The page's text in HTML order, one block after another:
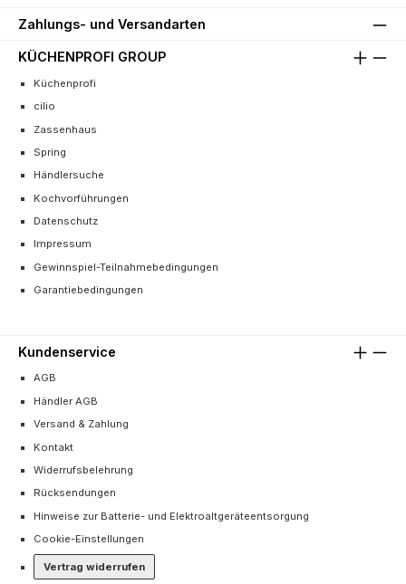
Zahlungs- und Versandarten
KÜCHENPROFI GROUP
Küchenprofi
cilio
Zassenhaus
Spring
Händlersuche
Kochvorführungen
Datenschutz
Impressum
Gewinnspiel-Teilnahmebedingungen
Garantiebedingungen
Kundenservice
AGB
Händler AGB
Versand & Zahlung
Kontakt
Widerrufsbelehrung
Rücksendungen
Hinweise zur Batterie- und Elektroaltgeräteentsorgung
Cookie-Einstellungen
Vertrag widerrufen